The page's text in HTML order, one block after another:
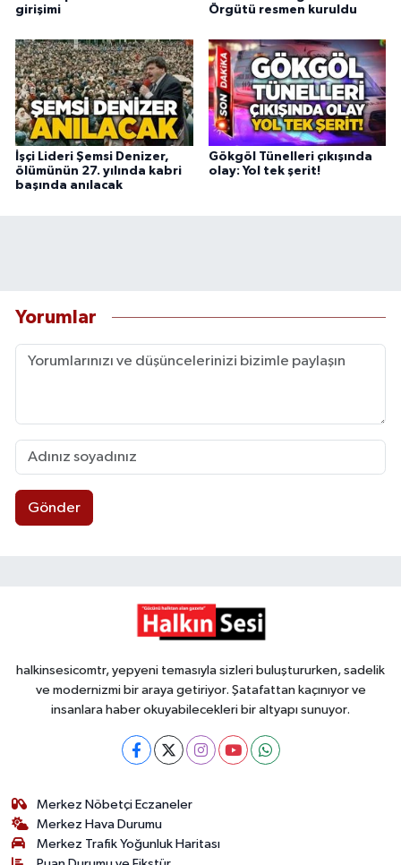
girişimi
Örgütü resmen kuruldu
İşçi Lideri Şemsi Denizer,
ölümünün 27. yılında kabri
başında anılacak
Gökgöl Tünelleri çıkışında
olay: Yol tek şerit!
Yorumlar
Gönder
halkinsesicomtr, yepyeni temasıyla sizleri buluştururken, sadelik
ve modernizmi bir araya getiriyor. Şatafattan kaçınıyor ve
insanlara haber okuyabilecekleri bir altyapı sunuyor.
Merkez Nöbetçi Eczaneler
Merkez Hava Durumu
Merkez Trafik Yoğunluk Haritası